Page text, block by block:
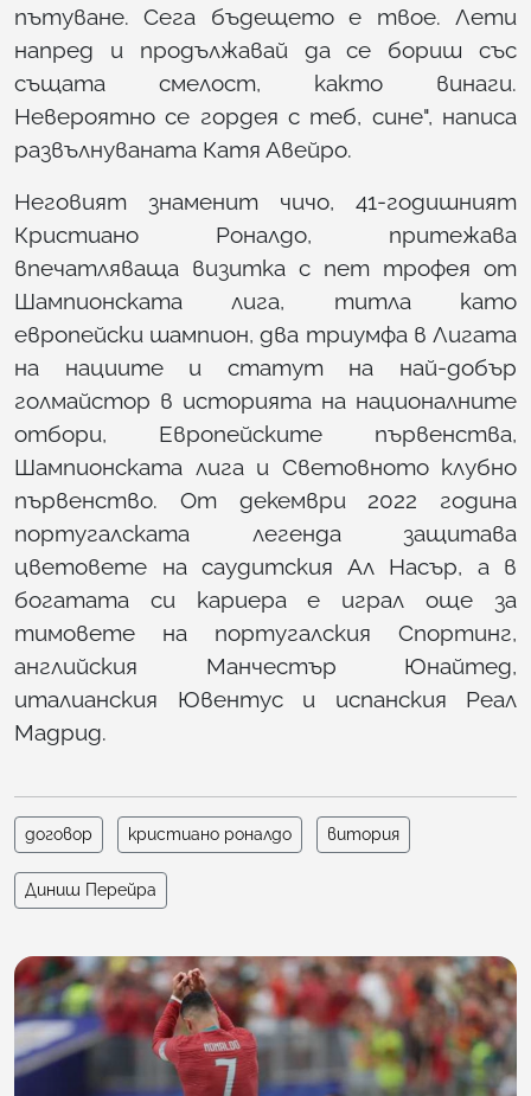
пътуване. Сега бъдещето е твое. Лети
напред и продължавай да се бориш със
същата смелост, както винаги.
Невероятно се гордея с теб, сине", написа
развълнуваната Катя Авейро.
Неговият знаменит чичо, 41-годишният
Кристиано Роналдо, притежава
впечатляваща визитка с пет трофея от
Шампионската лига, титла като
европейски шампион, два триумфа в Лигата
на нациите и статут на най-добър
голмайстор в историята на националните
отбори, Европейските първенства,
Шампионската лига и Световното клубно
първенство. От декември 2022 година
португалската легенда защитава
цветовете на саудитския Ал Насър, а в
богатата си кариера е играл още за
тимовете на португалския Спортинг,
английския Манчестър Юнайтед,
италианския Ювентус и испанския Реал
Мадрид.
договор кристиано роналдо витория
Диниш Перейра